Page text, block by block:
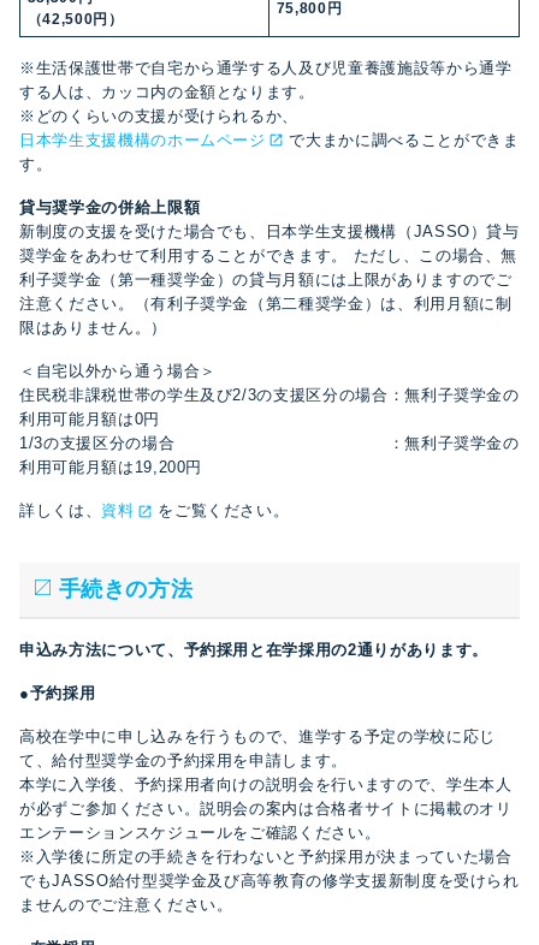
（42,500円）
75,800円
※生活保護世帯で自宅から通学する人及び児童養護施設等から通学
する人は、カッコ内の金額となります。
※どのくらいの支援が受けられるか、
日本学生支援機構のホームページ
で大まかに調べることができま
す。
貸与奨学金の併給上限額
新制度の支援を受けた場合でも、日本学生支援機構（JASSO）貸与
奨学金をあわせて利用することができます。 ただし、この場合、無
利子奨学金（第一種奨学金）の貸与月額には上限がありますのでご
注意ください。（有利子奨学金（第二種奨学金）は、利用月額に制
限はありません。）
＜自宅以外から通う場合＞
住民税非課税世帯の学生及び2/3の支援区分の場合：無利子奨学金の
利用可能月額は0円
1/3の支援区分の場合 ：無利子奨学金の
利用可能月額は19,200円
詳しくは、 資料 をご覧ください。
手続きの方法
申込み方法について、予約採用と在学採用の2通りがあります。
●予約採用
高校在学中に申し込みを行うもので、進学する予定の学校に応じ
て、給付型奨学金の予約採用を申請します。
本学に入学後、予約採用者向けの説明会を行いますので、学生本人
が必ずご参加ください。説明会の案内は合格者サイトに掲載のオリ
エンテーションスケジュールをご確認ください。
※入学後に所定の手続きを行わないと予約採用が決まっていた場合
でもJASSO給付型奨学金及び高等教育の修学支援新制度を受けられ
ませんのでご注意ください。